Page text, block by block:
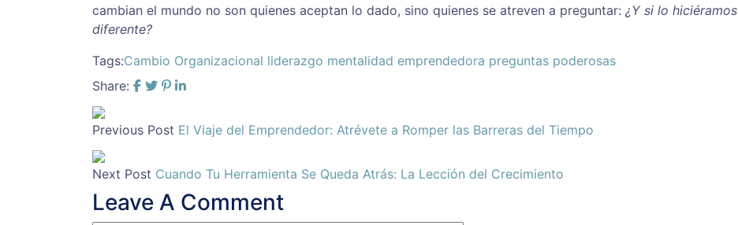
cambian el mundo no son quienes aceptan lo dado, sino quienes se atreven a preguntar: ¿Y si lo hiciéramos
diferente?
Tags:Cambio Organizacional liderazgo mentalidad emprendedora preguntas poderosas
Share:
Previous Post El Viaje del Emprendedor: Atrévete a Romper las Barreras del Tiempo
Next Post Cuando Tu Herramienta Se Queda Atrás: La Lección del Crecimiento
Leave A Comment